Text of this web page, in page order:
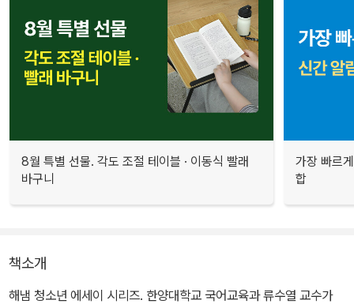
8월 특별 선물. 각도 조절 테이블 · 이동식 빨래
바구니
가장 빠르
합
책소개
해냄 청소년 에세이 시리즈. 한양대학교 국어교육과 류수열 교수가